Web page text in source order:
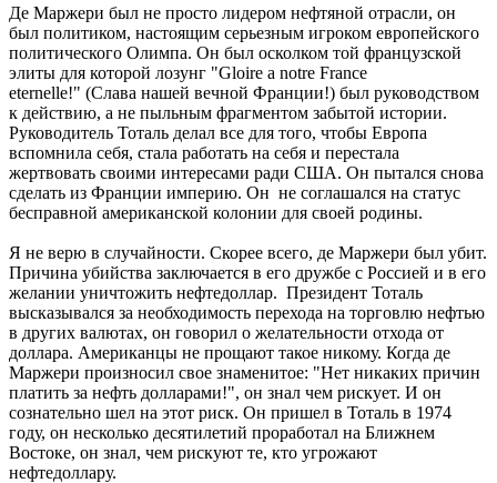
Де Маржери был не просто лидером нефтяной отрасли, он
был политиком, настоящим серьезным игроком европейского
политического Олимпа. Он был осколком той французской
элиты для которой лозунг "Gloire a notre France
eternelle!" (Слава нашей вечной Франции!) был руководством
к действию, а не пыльным фрагментом забытой истории.
Руководитель Тоталь делал все для того, чтобы Европа
вспомнила себя, стала работать на себя и перестала
жертвовать своими интересами ради США. Он пытался снова
сделать из Франции империю. Он не соглашался на статус
бесправной американской колонии для своей родины.
Я не верю в случайности. Скорее всего, де Маржери был убит.
Причина убийства заключается в его дружбе с Россией и в его
желании уничтожить нефтедоллар. Президент Тоталь
высказывался за необходимость перехода на торговлю нефтью
в других валютах, он говорил о желательности отхода от
доллара. Американцы не прощают такое никому. Когда де
Маржери произносил свое знаменитое: "Нет никаких причин
платить за нефть долларами!", он знал чем рискует. И он
сознательно шел на этот риск. Он пришел в Тоталь в 1974
году, он несколько десятилетий проработал на Ближнем
Востоке, он знал, чем рискуют те, кто угрожают
нефтедоллару.